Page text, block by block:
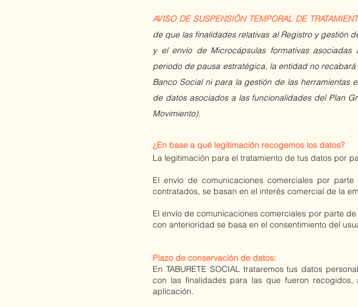
AVISO DE SUSPENSIÓN TEMPORAL DE
de que las finalidades relativas al Registro y gestión
y el envío de Microcápsulas formativas
periodo de pausa estratégica, la entidad no
Banco Social ni para la gestión de las herramientas
de datos asociados a las funcionalidades del Plan
Movimiento).
¿En base a qué legitimación recogemos los datos?
La legitimación para el tratamiento de tus datos por
El envío de comunicaciones comerciales por
contratados, se basan en el interés comercial de la
El envío de comunicaciones comerciales por parte de
con anterioridad se basa en el consentimiento del
Plazo de conservación de datos:
En TABURETE SOCIAL trataremos tus datos
con las finalidades para las que fueron
aplicación.